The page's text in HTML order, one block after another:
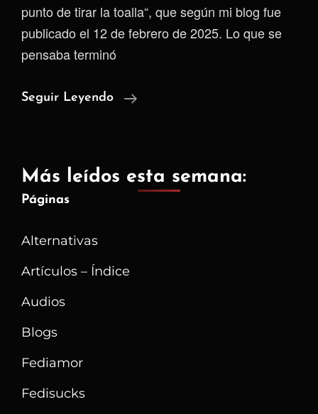
punto de tirar la toalla“, que según mi blog fue
publicado el 12 de febrero de 2025. Lo que se
pensaba terminó
Seguir Leyendo
Por
Opciones
Más leídos esta semana:
Páginas
Alternativas
Artículos – Índice
Audios
Blogs
Fediamor
Fedisucks